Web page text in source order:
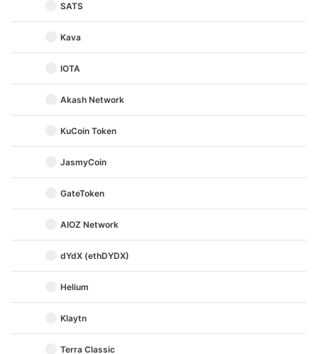
SATS
Kava
IOTA
Akash Network
KuCoin Token
JasmyCoin
GateToken
AIOZ Network
dYdX (ethDYDX)
Helium
Klaytn
Terra Classic